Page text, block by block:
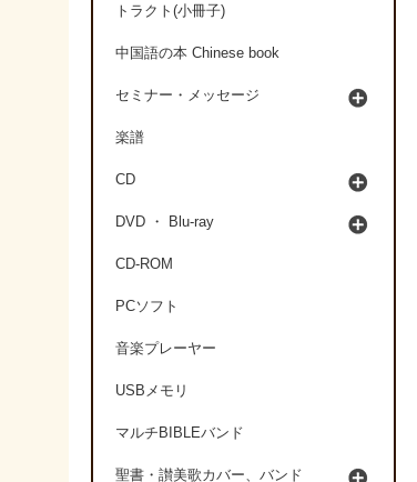
トラクト(小冊子)
中国語の本 Chinese book
セミナー・メッセージ
楽譜
CD
DVD ・ Blu-ray
CD-ROM
PCソフト
音楽プレーヤー
USBメモリ
マルチBIBLEバンド
聖書・讃美歌カバー、バンド